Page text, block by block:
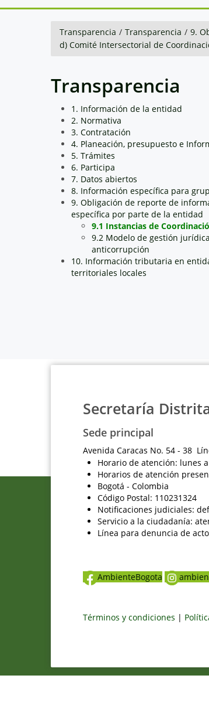
Transparencia / Transparencia / 9.
d) Comité Intersectorial de
Transparencia
1. Información de la entidad
2. Normativa
3. Contratación
4. Planeación, presupuesto e
5. Trámites
6. Participa
7. Datos abiertos
8. Información específica para
9. Obligación de reporte de
específica por parte de la entidad
9.1 Instancias de
9.2 Modelo de gestión jurídica
anticorrupción
10. Información tributaria en
territoriales locales
Secretaría
Sede principal
Avenida Caracas No. 54 - 38
Horario de atención: lunes
Horarios de atención
Bogotá - Colombia
Código Postal: 110231324
Notificaciones judiciales:
Servicio a la ciudadanía:
Línea para denuncia de
AmbienteBogota
Términos y condiciones |